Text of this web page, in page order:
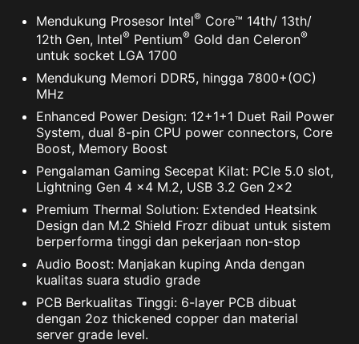
Mendukung Prosesor Intel® Core™ 14th/ 13th/
12th Gen, Intel® Pentium® Gold dan Celeron®
untuk socket LGA 1700
Mendukung Memori DDR5, hingga 7800+(OC)
MHz
Enhanced Power Design: 12+1+1 Duet Rail Power
System, dual 8-pin CPU power connectors, Core
Boost, Memory Boost
Pengalaman Gaming Secepat Kilat: PCIe 5.0 slot,
Lightning Gen 4 x4 M.2, USB 3.2 Gen 2x2
Premium Thermal Solution: Extended Heatsink
Design dan M.2 Shield Frozr dibuat untuk sistem
berperforma tinggi dan pekerjaan non-stop
Audio Boost: Manjakan kuping Anda dengan
kualitas suara studio grade
PCB Berkualitas Tinggi: 6-layer PCB dibuat
dengan 2oz thickened copper dan material
server grade level.